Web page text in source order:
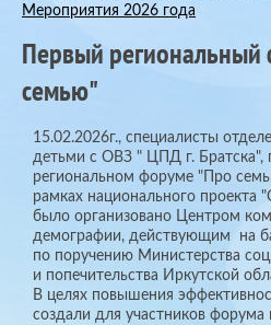
Мероприятия 2026 года
Первый
семью"
15.02.2026г., специалисты
детьми с ОВЗ " ЦПД г. Братска",
региональном форуме "Про
рамках национального проекта
было организовано Центром
демографии, действующим на
по поручению Министерства
и попечительства Иркутской
В целях повышения
создали для участников